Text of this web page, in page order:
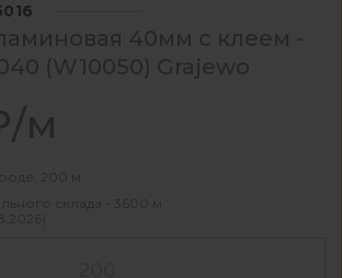
40мм с клеем -
(W10050) Grajewo
м
200 м
склада - 3600 м